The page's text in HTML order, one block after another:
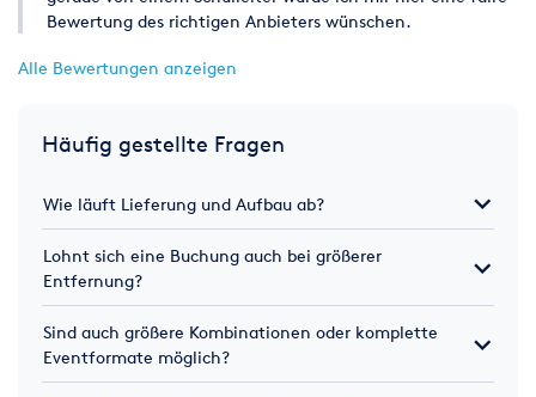
Bewertung des richtigen Anbieters wünschen.
Alle Bewertungen anzeigen
Häufig gestellte Fragen
Wie läuft Lieferung und Aufbau ab?
Lohnt sich eine Buchung auch bei größerer
Entfernung?
Sind auch größere Kombinationen oder komplette
Eventformate möglich?